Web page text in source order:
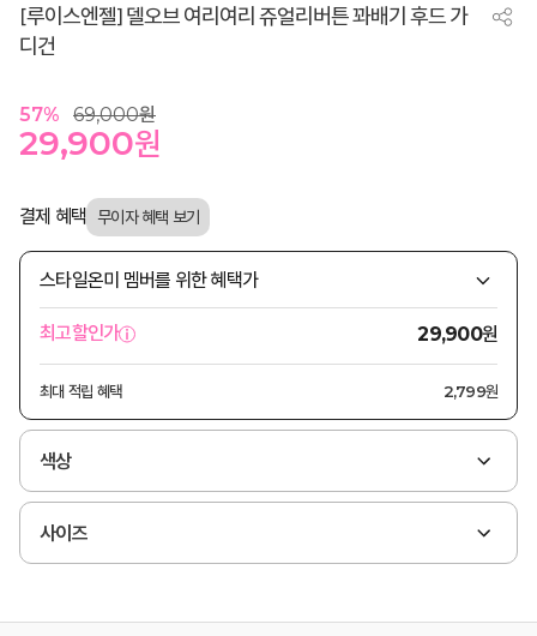
[루이스엔젤] 델오브 여리여리 쥬얼리버튼 꽈배기 후드 가
디건
57% 69,000원
29,900원
결제 혜택
스타일온미 멤버를 위한 혜택가
최고할인가 29,900원
최대 적립 혜택 2,799원
색상
사이즈